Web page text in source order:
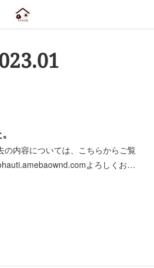
.01
の内容については、こちらからご覧
よろしくお…